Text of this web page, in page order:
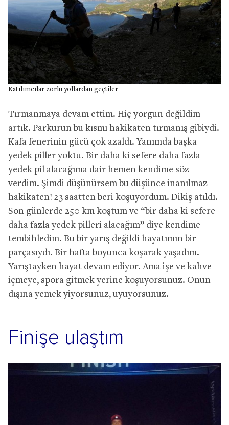
Katılımcılar zorlu yollardan geçtiler
Tırmanmaya devam ettim. Hiç yorgun değildim
artık. Parkurun bu kısmı hakikaten tırmanış gibiydi.
Kafa fenerinin gücü çok azaldı. Yanımda başka
yedek piller yoktu. Bir daha ki sefere daha fazla
yedek pil alacağıma dair hemen kendime söz
verdim. Şimdi düşünürsem bu düşünce inanılmaz
hakikaten! 23 saatten beri koşuyordum. Dikiş atıldı.
Son günlerde 250 km koştum ve “bir daha ki sefere
daha fazla yedek pilleri alacağım” diye kendime
tembihledim. Bu bir yarış değildi hayatımın bir
parçasıydı. Bir hafta boyunca koşarak yaşadım.
Yarıştayken hayat devam ediyor. Ama işe ve kahve
içmeye, spora gitmek yerine koşuyorsunuz. Onun
dışına yemek yiyorsunuz, uyuyorsunuz.
Finişe ulaştım